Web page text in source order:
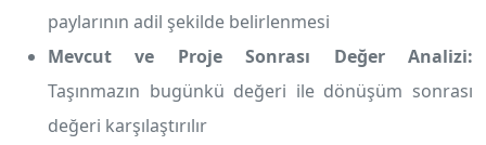
paylarının adil şekilde belirlenmesi
Mevcut ve Proje Sonrası Değer Analizi:
Taşınmazın bugünkü değeri ile dönüşüm sonrası
değeri karşılaştırılır